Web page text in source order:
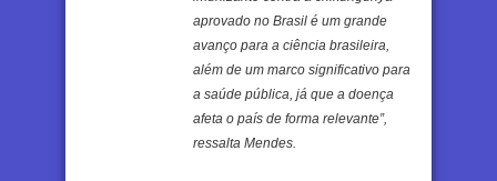
aprovado no Brasil é um grande
avanço para a ciência brasileira,
além de um marco significativo para
a saúde pública, já que a doença
afeta o país de forma relevante”,
ressalta Mendes.